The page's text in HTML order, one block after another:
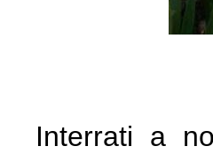
Interrati a